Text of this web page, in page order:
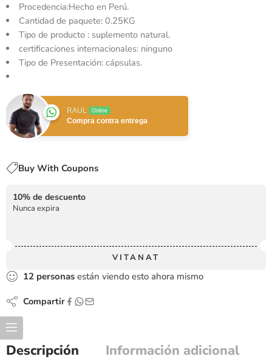
Procedencia:Hecho en Perú.
Cantidad de paquete: 0.25KG
Tipo de producto : suplemento natural.
certificaciones internacionales: ninguno
Tipo de Presentación: cápsulas.
RAUL Online
Compra contra entrega
Buy With Coupons
10% de descuento
Nunca expira
VITANAT
12 personas están viendo esto ahora mismo
Compartir
Descripción Información adicional